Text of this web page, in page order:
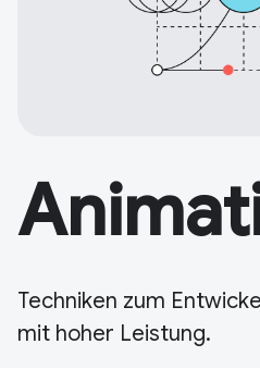
Techniken zum
mit hoher Leistung.